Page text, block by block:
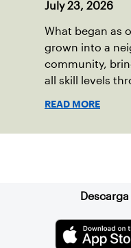
July 23, 2026
What began as
grown into a
community,
all skill levels
READ MORE